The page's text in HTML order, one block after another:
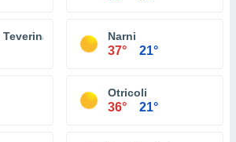
Narni
37° 21°
Otricoli
36° 21°